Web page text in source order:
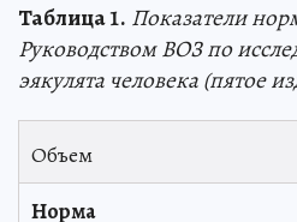
Таблица 1. Показатели
Руководством ВОЗ по
эякулята человека (пятое
Объем